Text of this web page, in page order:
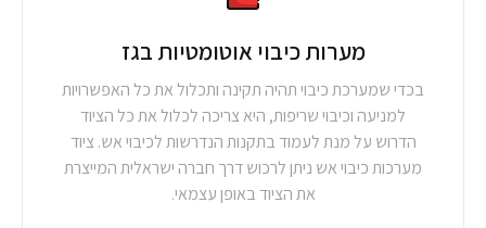
מערות כיבוי אוטומטיות בגז
בכדי שמערכת כיבוי תהיה תקינה ותכלול את כל האפשרויות
למניעה וכיבוי שריפות, היא צריכה לכלול את כל הציוד
הדרוש על מנת לעמוד בתקנות הנדרשות לכיבוי אש. ציוד
מערכות כיבוי אש ניתן לרכוש דרך חברה ישראלית המייצרת
את הציוד באופן עצמאי.